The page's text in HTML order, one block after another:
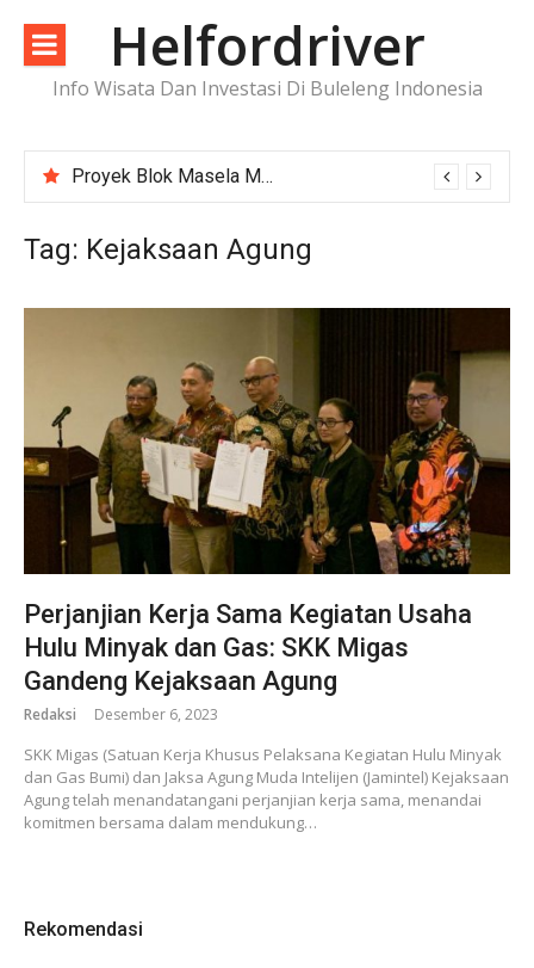
konten
Helfordriver
Info Wisata Dan Investasi Di Buleleng Indonesia
Proyek Blok Masela Makin Dekat ke FID, Investasi Raksasa Siap Menggerakkan Industri Energi
Tag: Kejaksaan Agung
Perjanjian Kerja Sama Kegiatan Usaha
Hulu Minyak dan Gas: SKK Migas
Gandeng Kejaksaan Agung
Redaksi Desember 6, 2023
SKK Migas (Satuan Kerja Khusus Pelaksana Kegiatan Hulu Minyak
dan Gas Bumi) dan Jaksa Agung Muda Intelijen (Jamintel) Kejaksaan
Agung telah menandatangani perjanjian kerja sama, menandai
komitmen bersama dalam mendukung…
Rekomendasi